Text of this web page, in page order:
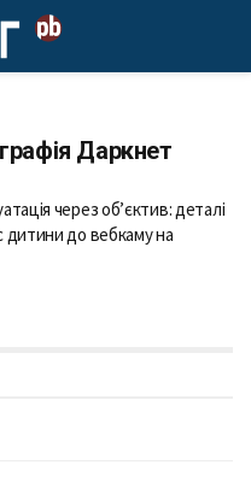
Даркнет
через об’єктив: деталі
дитини до вебкаму на